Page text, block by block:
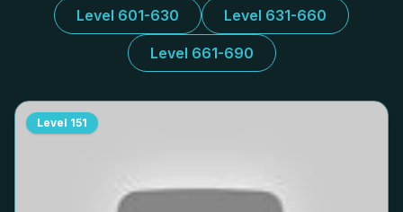
Level 601-630 Level 631-660
Level 661-690
Level 151